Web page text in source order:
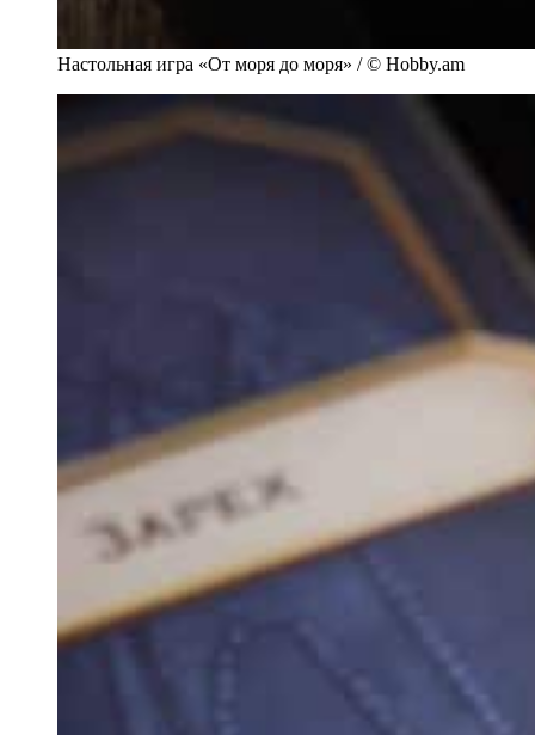
Настольная игра «От моря до моря» / © Hobby.am